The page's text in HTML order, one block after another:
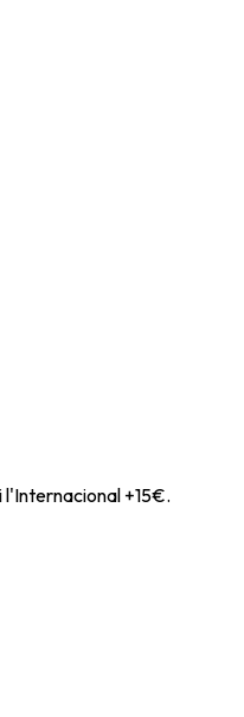
+15€.